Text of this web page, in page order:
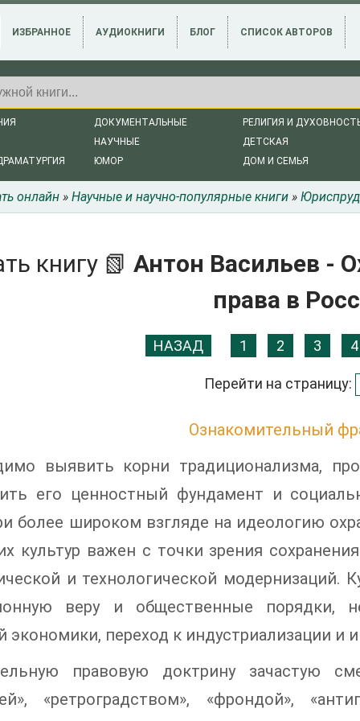
ИЗБРАННОЕ АУДИОКНИГИ БЛОГ СПИСОК АВТОРОВ
ДОКУМЕНТАЛЬНЫЕ
НАУЧНЫЕ
ЮМОР
РЕЛИГИЯ И
ДЕТСКАЯ
ДОМ И СЕМЬЯ
онлайн » Научные и научно-популярные книги »
книгу 📗 Антон Васильев -
права в
НАЗАД 1 2 3 4
Перейти на страницу:
Ознакомительный
выявить корни традиционализма,
его ценностный фундамент и
более широком взгляде на идеологию
культур важен с точки зрения
и технологической модернизаций.
веру и общественные порядки,
экономики, переход к индустриализации
правовую доктрину зачастую
«ретроградством», «фрондой»,